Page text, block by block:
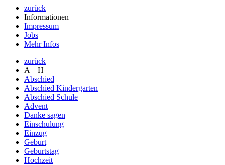
zurück
Informationen
Impressum
Jobs
Mehr Infos
zurück
A – H
Abschied
Abschied Kindergarten
Abschied Schule
Advent
Danke sagen
Einschulung
Einzug
Geburt
Geburtstag
Hochzeit